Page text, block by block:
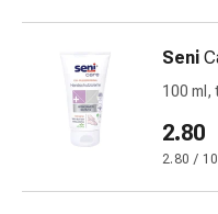
Bandes
pansement,
et
Seni
100 ml,
2.80
2.80 /